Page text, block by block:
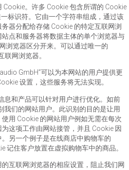
Cookie。许多 Cookie 包含所谓的 Cookie
一标识符。它由一个字符串组成，通过该
器分配给存储 Cookie 的特定互联网浏
点和服务器将数据主体的单个浏览器与
浏览器区分开来。可以通过唯一的
联网浏览器。
GmbH”可以为本网站的用户提供更
设置，这些服务将无法实现。
息和产品可以针对用户进行优化。如前
我们的网站用户。此识别的目的是让用
用 Cookie 的网站用户例如无需在每次
这项工作由网站接管，并且 Cookie 因
另一个例子是在线商店中购物车的
记住客户放置在虚拟购物车中的商品。
互联网浏览器的相应设置，阻止我们网